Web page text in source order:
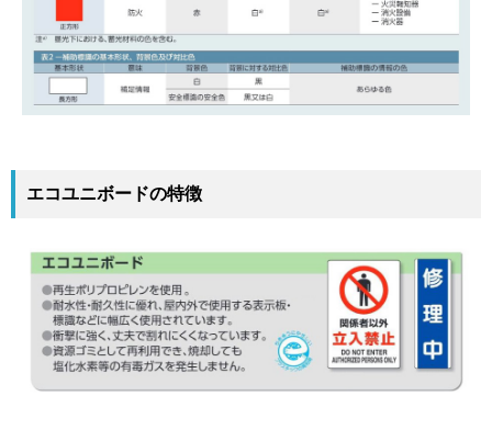
エコユニボードの特徴